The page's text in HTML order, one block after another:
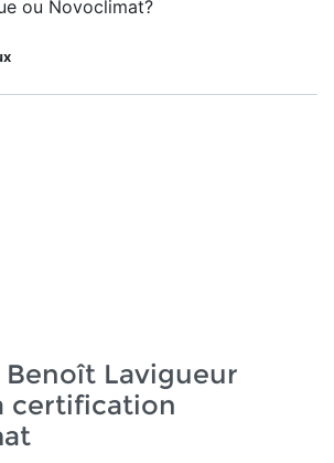
ou Novoclimat?
Lavigueur
certification